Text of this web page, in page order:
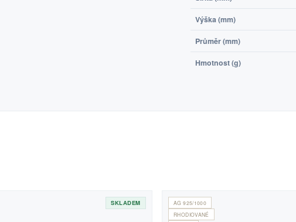
Výška (mm)
Průměr (mm)
Hmotnost (g)
SKLADEM
AG 925/1000
RHODIOVANÉ